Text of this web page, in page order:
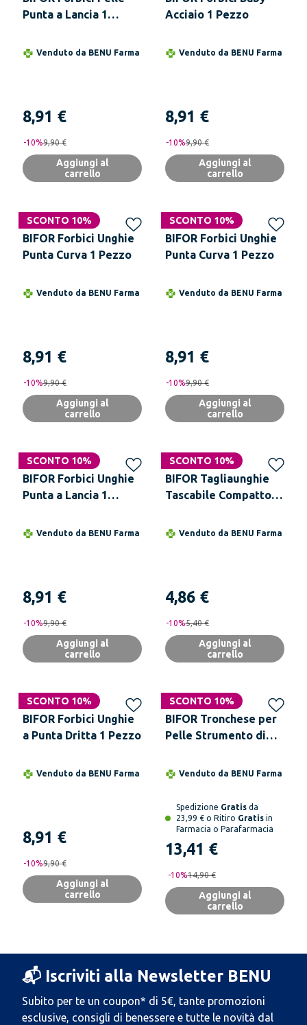
Punta a Lancia 1
Venduto da BENU Farma
8,91 €
-10%9,90 €
Aggiungi al
carrello
Acciaio 1 Pezzo
Venduto da BENU Farma
8,91 €
-10%9,90 €
Aggiungi al
carrello
SCONTO 10%
BIFOR Forbici Unghie
Punta Curva 1 Pezzo
Venduto da BENU Farma
8,91 €
-10%9,90 €
Aggiungi al
carrello
SCONTO 10%
BIFOR Forbici Unghie
Punta Curva 1 Pezzo
Venduto da BENU Farma
8,91 €
-10%9,90 €
Aggiungi al
carrello
SCONTO 10%
BIFOR Forbici Unghie
Punta a Lancia 1
Venduto da BENU Farma
8,91 €
-10%9,90 €
Aggiungi al
carrello
SCONTO 10%
BIFOR Tagliaunghie
Tascabile Compatto e
Quotidiano con
Venduto da BENU Farma
4,86 €
-10%5,40 €
Aggiungi al
carrello
SCONTO 10%
BIFOR Forbici Unghie
a Punta Dritta 1 Pezzo
Venduto da BENU Farma
8,91 €
-10%9,90 €
Aggiungi al
carrello
SCONTO 10%
BIFOR Tronchese per
Pelle Strumento di
Manicure e Pedicure
Impugnatura
Ergonomica
Venduto da BENU Farma
Spedizione Gratis da
23,99 € o Ritiro Gratis in
Farmacia o Parafarmacia
13,41 €
-10%14,90 €
Aggiungi al
carrello
📬 Iscriviti alla Newsletter BENU
Subito per te un coupon* di 5€, tante promozioni
esclusive, consigli di benessere e tutte le novità dal